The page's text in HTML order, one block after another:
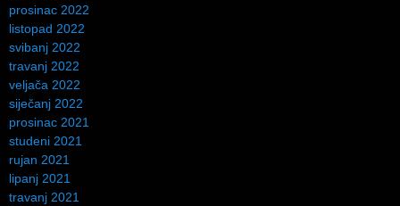
prosinac 2022
listopad 2022
svibanj 2022
travanj 2022
veljača 2022
siječanj 2022
prosinac 2021
studeni 2021
rujan 2021
lipanj 2021
travanj 2021